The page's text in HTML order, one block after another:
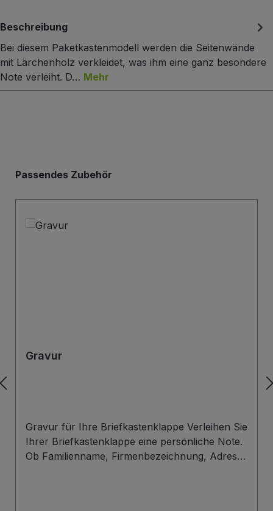
Beschreibung
Bei diesem Paketkastenmodell werden die Seitenwände
mit Lärchenholz verkleidet, was ihm eine ganz besondere
Note verleiht. D… Mehr
Produktgalerie überspringen
Passendes Zubehör
Gravur
Gravur für Ihre Briefkastenklappe Verleihen Sie
Ihrer Briefkastenklappe eine persönliche Note.
Ob Familienname, Firmenbezeichnung, Adresse